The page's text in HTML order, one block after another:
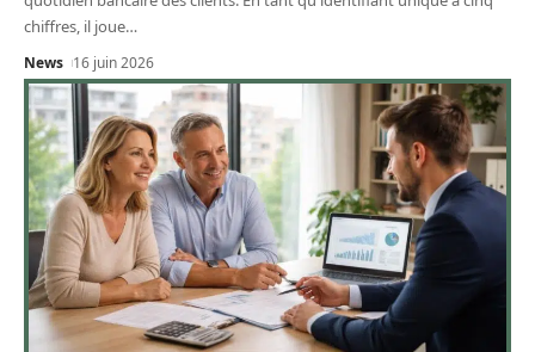
chiffres, il joue…
News 16 juin 2026